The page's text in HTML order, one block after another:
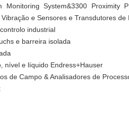
Monitoring System&3300 Proximity
e Sensores e Transdutores de
industrial
e barreira isolada
nível e líquido Endress+Hauser
de Campo & Analisadores de